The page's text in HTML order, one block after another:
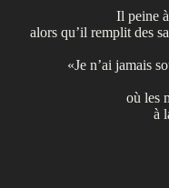
Il peine
alors qu’il remplit des
«Je n’ai jamais
où les
à